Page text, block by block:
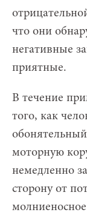
что они
негативные
приятные.
В течение
того, как
моторную
немедленно
сторону от